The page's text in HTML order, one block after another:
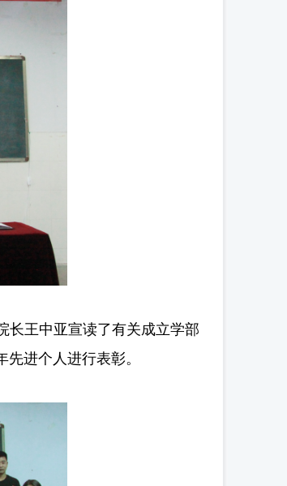
王中亚宣读了有关成立学部
进个人进行表彰。